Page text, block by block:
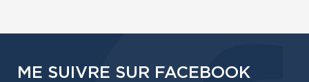
ME SUIVRE SUR FACEBOOK